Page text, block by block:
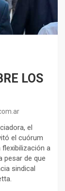
LOS
el
el cuórum
a
pesar de que
sindical